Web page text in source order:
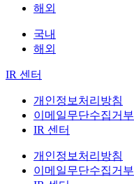
해외
국내
해외
IR 센터
개인정보처리방침
이메일무단수집거부
IR 센터
개인정보처리방침
이메일무단수집거부